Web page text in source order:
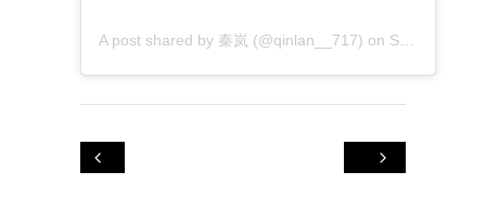
A post shared by 秦岚 (@qinlan__717) on Sep 2, 2019 at 6:24am PDT